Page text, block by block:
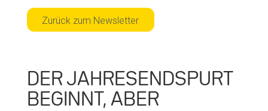
Zurück zum Newsletter
DER JAHRESENDSPURT
BEGINNT, ABER